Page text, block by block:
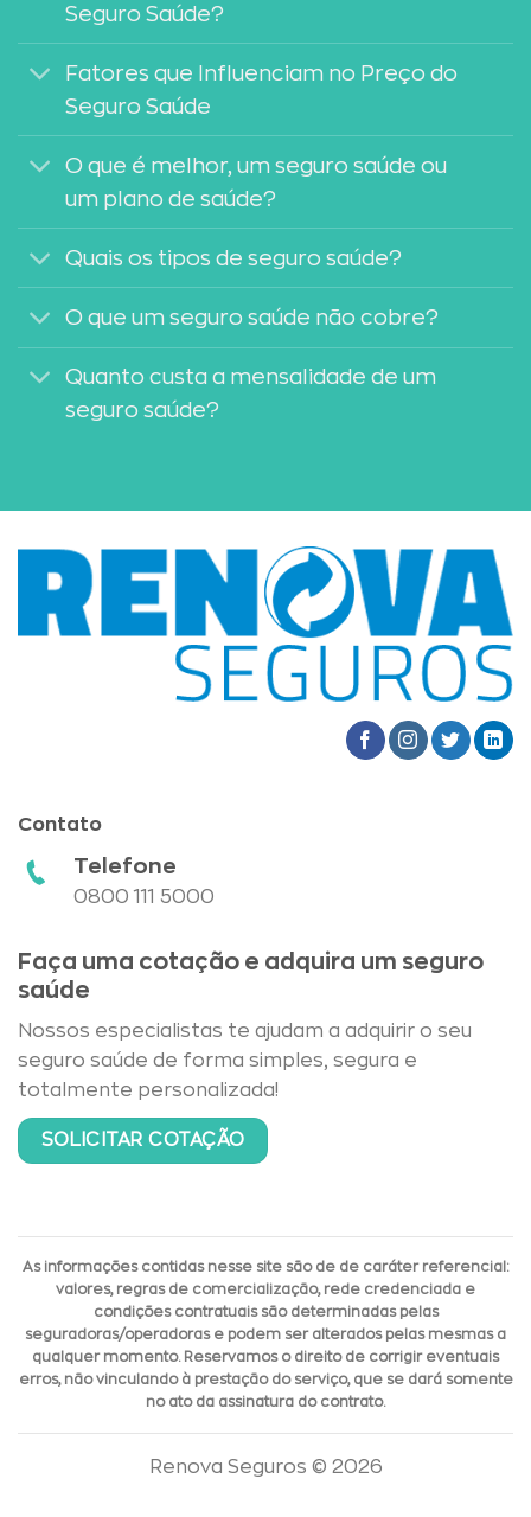
Seguro Saúde?
Fatores que Influenciam no Preço do
Seguro Saúde
O que é melhor, um seguro saúde ou
um plano de saúde?
Quais os tipos de seguro saúde?
O que um seguro saúde não cobre?
Quanto custa a mensalidade de um
seguro saúde?
Contato
Telefone
0800 111 5000
Faça uma cotação e adquira um seguro
saúde
Nossos especialistas te ajudam a adquirir o seu
seguro saúde de forma simples, segura e
totalmente personalizada!
SOLICITAR COTAÇÃO
As informações contidas nesse site são de de caráter referencial:
valores, regras de comercialização, rede credenciada e
condições contratuais são determinadas pelas
seguradoras/operadoras e podem ser alterados pelas mesmas a
qualquer momento. Reservamos o direito de corrigir eventuais
erros, não vinculando à prestação do serviço, que se dará somente
no ato da assinatura do contrato.
Renova Seguros © 2026